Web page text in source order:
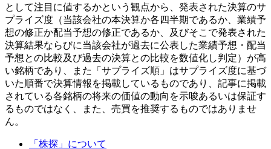
として注目に値するかという観点から、発表された決算のサ
プライズ度（当該会社の本決算か各四半期であるか、業績予
想の修正か配当予想の修正であるか、及びそこで発表された
決算結果ならびに当該会社が過去に公表した業績予想・配当
予想との比較及び過去の決算との比較を数値化し判定）が高
い銘柄であり、また「サプライズ順」はサプライズ度に基づ
いた順番で決算情報を掲載しているものであり、記事に掲載
されている各銘柄の将来の価値の動向を示唆あるいは保証す
るものではなく、また、売買を推奨するものではありませ
ん。
「株探」について